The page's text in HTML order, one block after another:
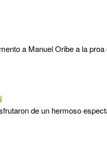
a Manuel Oribe a la
de un hermoso